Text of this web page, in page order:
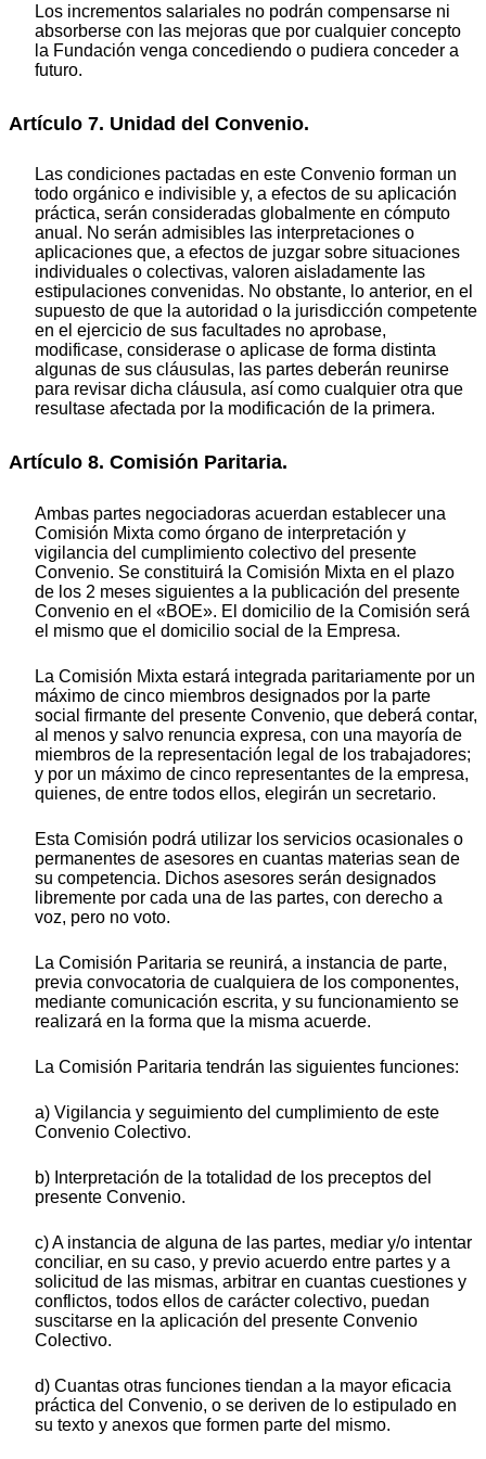
Los incrementos salariales no podrán compensarse ni
absorberse con las mejoras que por cualquier concepto
la Fundación venga concediendo o pudiera conceder a
futuro.
Artículo 7. Unidad del Convenio.
Las condiciones pactadas en este Convenio forman un
todo orgánico e indivisible y, a efectos de su aplicación
práctica, serán consideradas globalmente en cómputo
anual. No serán admisibles las interpretaciones o
aplicaciones que, a efectos de juzgar sobre situaciones
individuales o colectivas, valoren aisladamente las
estipulaciones convenidas. No obstante, lo anterior, en el
supuesto de que la autoridad o la jurisdicción competente
en el ejercicio de sus facultades no aprobase,
modificase, considerase o aplicase de forma distinta
algunas de sus cláusulas, las partes deberán reunirse
para revisar dicha cláusula, así como cualquier otra que
resultase afectada por la modificación de la primera.
Artículo 8. Comisión Paritaria.
Ambas partes negociadoras acuerdan establecer una
Comisión Mixta como órgano de interpretación y
vigilancia del cumplimiento colectivo del presente
Convenio. Se constituirá la Comisión Mixta en el plazo
de los 2 meses siguientes a la publicación del presente
Convenio en el «BOE». El domicilio de la Comisión será
el mismo que el domicilio social de la Empresa.
La Comisión Mixta estará integrada paritariamente por un
máximo de cinco miembros designados por la parte
social firmante del presente Convenio, que deberá contar,
al menos y salvo renuncia expresa, con una mayoría de
miembros de la representación legal de los trabajadores;
y por un máximo de cinco representantes de la empresa,
quienes, de entre todos ellos, elegirán un secretario.
Esta Comisión podrá utilizar los servicios ocasionales o
permanentes de asesores en cuantas materias sean de
su competencia. Dichos asesores serán designados
libremente por cada una de las partes, con derecho a
voz, pero no voto.
La Comisión Paritaria se reunirá, a instancia de parte,
previa convocatoria de cualquiera de los componentes,
mediante comunicación escrita, y su funcionamiento se
realizará en la forma que la misma acuerde.
La Comisión Paritaria tendrán las siguientes funciones:
a) Vigilancia y seguimiento del cumplimiento de este
Convenio Colectivo.
b) Interpretación de la totalidad de los preceptos del
presente Convenio.
c) A instancia de alguna de las partes, mediar y/o intentar
conciliar, en su caso, y previo acuerdo entre partes y a
solicitud de las mismas, arbitrar en cuantas cuestiones y
conflictos, todos ellos de carácter colectivo, puedan
suscitarse en la aplicación del presente Convenio
Colectivo.
d) Cuantas otras funciones tiendan a la mayor eficacia
práctica del Convenio, o se deriven de lo estipulado en
su texto y anexos que formen parte del mismo.